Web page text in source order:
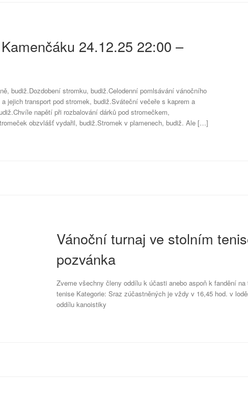
24.12.25 22:00 –
budiž.Dozdobení stromku, budiž.Celodenní pomlsávání vánočního
jejich transport pod stromek, budiž.Sváteční večeře s kaprem a
napětí při rozbalování dárků pod stromečkem,
obzvlášť vydařil, budiž.Stromek v plamenech, budiž. Ale […]
Vánoční turnaj ve stolním
pozvánka
Zveme všechny členy oddílu k účasti anebo aspoň k fandění
tenise Kategorie: Sraz zúčastněných je vždy v 16,45 hod. v
oddílu kanoistiky